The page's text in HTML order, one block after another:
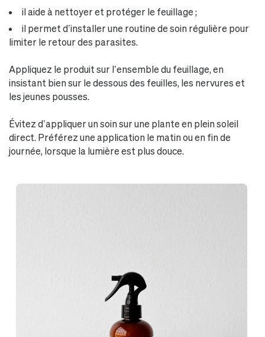
il aide à nettoyer et protéger le feuillage ;
il permet d’installer une routine de soin régulière pour
limiter le retour des parasites.
Appliquez le produit sur l’ensemble du feuillage, en
insistant bien sur le dessous des feuilles, les nervures et
les jeunes pousses.
Évitez d’appliquer un soin sur une plante en plein soleil
direct. Préférez une application le matin ou en fin de
journée, lorsque la lumière est plus douce.